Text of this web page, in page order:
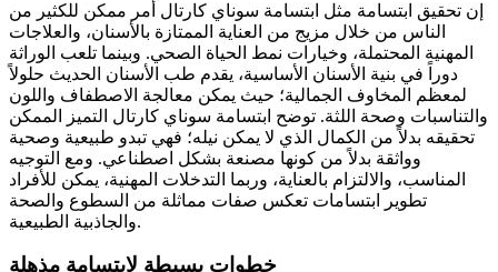
إن تحقيق ابتسامة مثل ابتسامة سوناي كارتال أمر ممكن للكثير من
الناس من خلال مزيج من العناية الممتازة بالأسنان، والعلاجات
المهنية المحتملة، وخيارات نمط الحياة الصحي. وبينما تلعب الوراثة
دوراً في بنية الأسنان الأساسية، يقدم طب الأسنان الحديث حلولاً
لمعظم المخاوف الجمالية؛ حيث يمكن معالجة الاصطفاف واللون
والتناسبات وصحة اللثة. توضح ابتسامة سوناي كارتال التميز الممكن
تحقيقه بدلاً من الكمال الذي لا يمكن نيله؛ فهي تبدو طبيعية وصحية
وواثقة بدلاً من كونها مصنعة بشكل اصطناعي. ومع التوجيه
المناسب، والالتزام بالعناية، وربما التدخلات المهنية، يمكن للأفراد
تطوير ابتسامات تعكس صفات مماثلة من السطوع والصحة
والجاذبية الطبيعية.
خطوات بسيطة لابتسامة مذهلة